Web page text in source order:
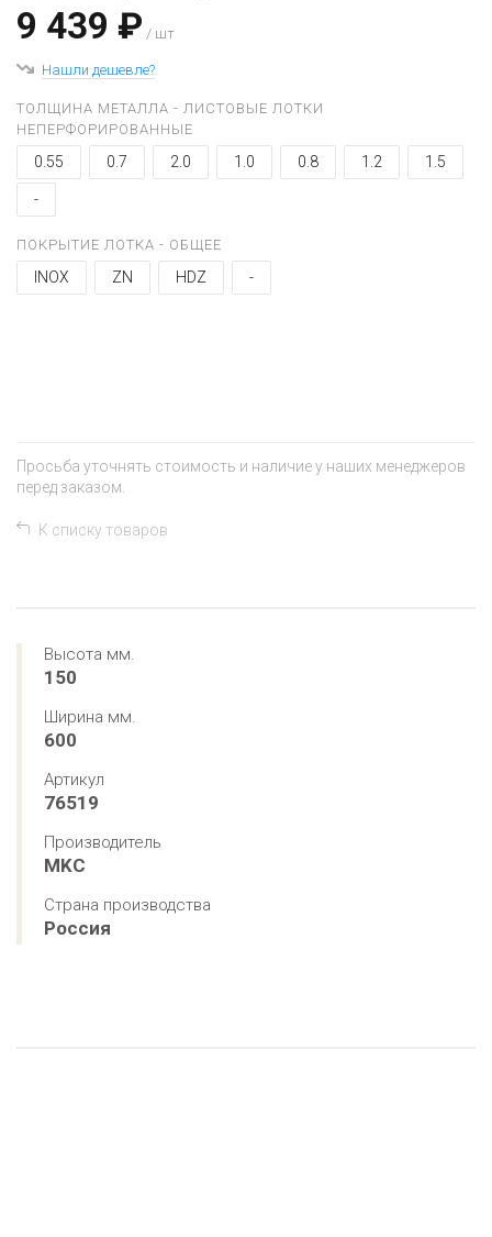
9 439 ₽ / шт
Нашли дешевле?
ТОЛЩИНА МЕТАЛЛА - ЛИСТОВЫЕ ЛОТКИ
НЕПЕРФОРИРОВАННЫЕ
0.55 0.7 2.0 1.0 0.8 1.2 1.5
-
ПОКРЫТИЕ ЛОТКА - ОБЩЕЕ
INOX ZN HDZ -
Просьба уточнять стоимость и наличие у наших менеджеров
перед заказом.
К списку товаров
Высота мм.
150
Ширина мм.
600
Артикул
76519
Производитель
MKC
Страна производства
Россия